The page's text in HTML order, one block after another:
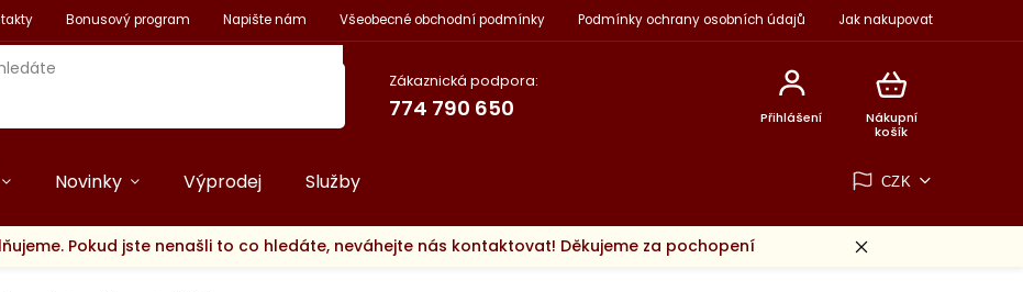
Bonusový program Napište nám Všeobecné obchodní podmínky Podmínky ochrany osobních údajů Jak nakupovat
Zákaznická podpora:
774 790 650
Nákupní
košík
Přihlášení
CZK
Novinky Výprodej Služby
Pokud jste nenašli to co hledáte, neváhejte nás kontaktovat! Děkujeme za pochopení